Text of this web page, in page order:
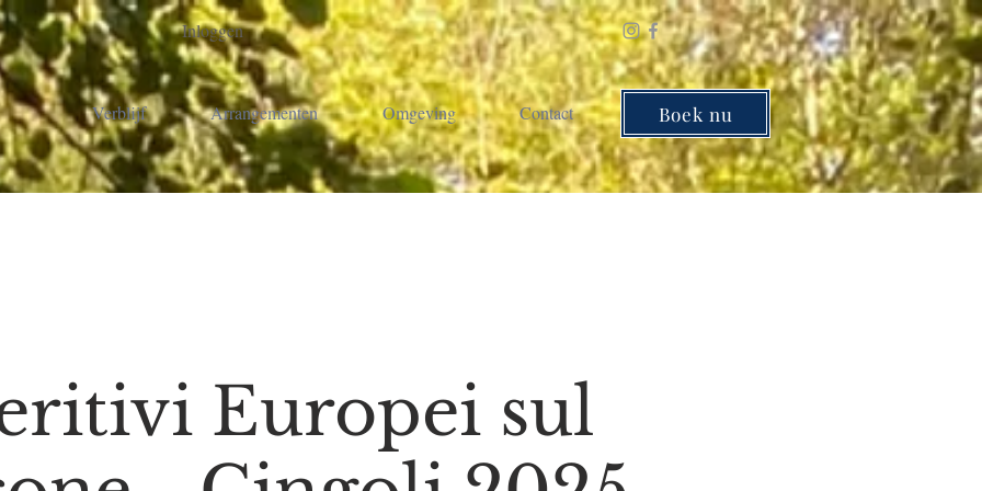
Inloggen
Verblijf Arrangementen Omgeving Contact Boek nu
Europei sul